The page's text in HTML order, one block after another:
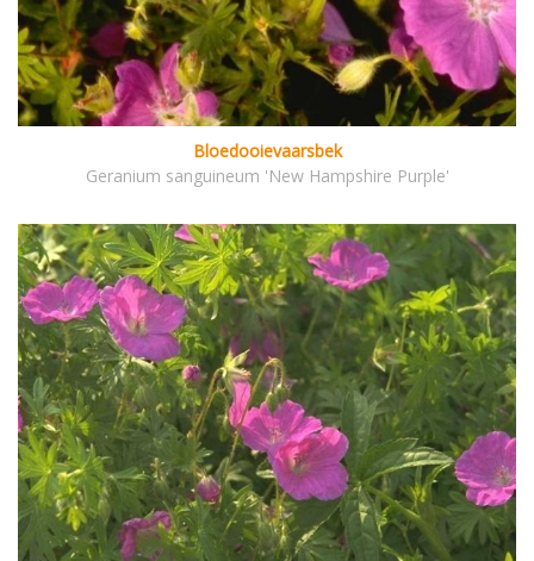
Bloedooievaarsbek
Geranium sanguineum 'New Hampshire Purple'